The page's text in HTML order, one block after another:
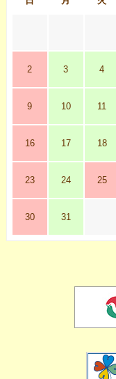
2 3 4
9 10 11
16 17 18
23 24 25
30 31